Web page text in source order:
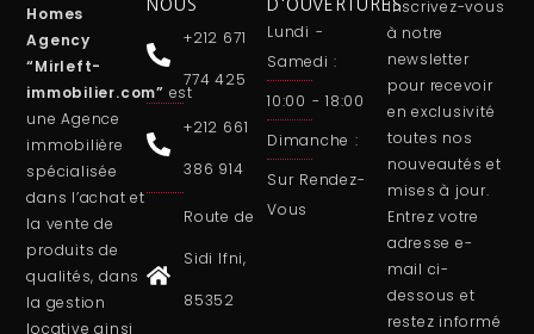
Homes
Agency
“Mirleft-
immobilier.com” est
une Agence
immobilière
spécialisée
dans l’achat et
la vente de
produits de
qualités, dans
la gestion
NOUS
+212 671
774 425
+212 661
386 914
Route de
Sidi Ifni,
85352
D'OUVERTURES
Lundi -
Samedi :
10:00 - 18:00
Dimanche :
Sur Rendez-
Vous
Inscrivez-vous
à notre
newsletter
pour recevoir
en exclusivité
toutes nos
nouveautés et
mises à jour.
Entrez votre
adresse e-
mail ci-
dessous et
restez informé